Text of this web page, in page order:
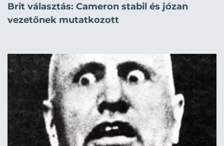
Brit választás: Cameron stabil és józan
vezetőnek mutatkozott